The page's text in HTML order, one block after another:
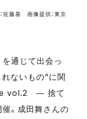
佐藤基 画像提供：東京
通じて出会っ
ないもの”に関
vol.2 ― 捨て
。成田舞さんの